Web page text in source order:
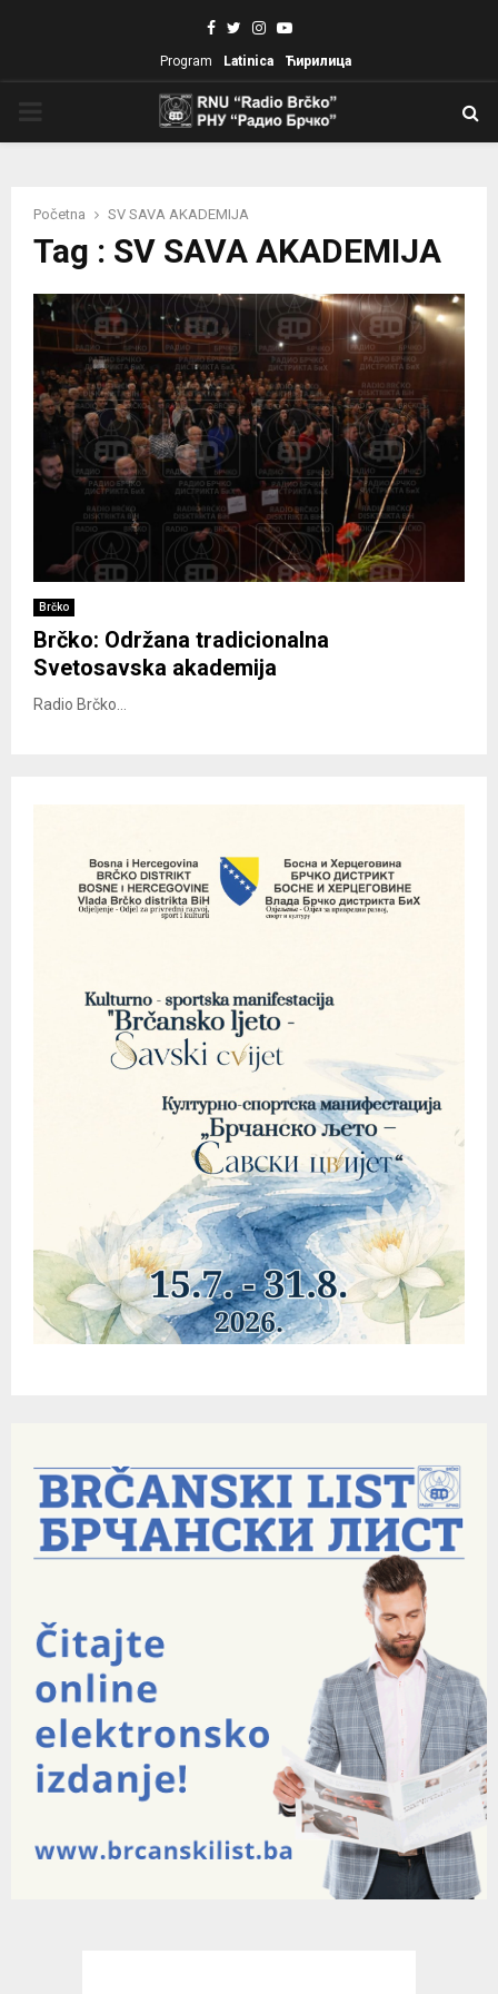
Facebook
TwitterInstagram
Youtube
Program Latinica Ћирилица
Početna SV SAVA AKADEMIJA
Tag : SV SAVA AKADEMIJA
Brčko
Brčko: Održana tradicionalna
Svetosavska akademija
Radio Brčko...